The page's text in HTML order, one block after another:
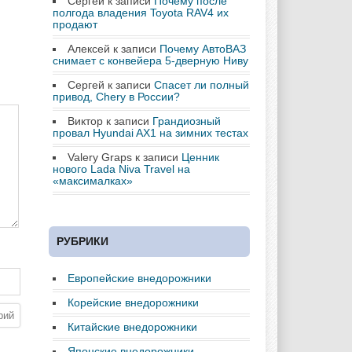
полгода владения Toyota RAV4 их
продают
Алексей к записи Почему АвтоВАЗ
снимает с конвейера 5-дверную Ниву
Сергей к записи Спасет ли полный
привод, Chery в России?
Виктор к записи Грандиозный
провал Hyundai AX1 на зимних тестах
Valery Graps к записи Ценник
нового Lada Niva Travel на
«максималках»
РУБРИКИ
Европейские внедорожники
Корейские внедорожники
Китайские внедорожники